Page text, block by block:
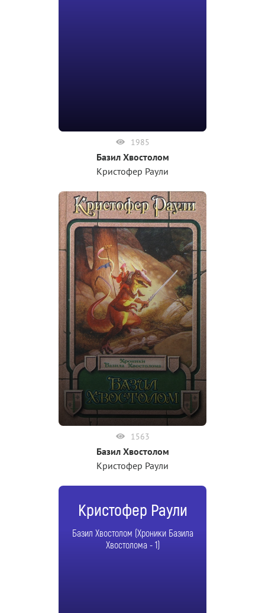
1985
Базил Хвостолом
Кристофер Раули
1563
Базил Хвостолом
Кристофер Раули
Кристофер Раули
Базил Хвостолом (Хроники Базила
Хвостолома - 1)